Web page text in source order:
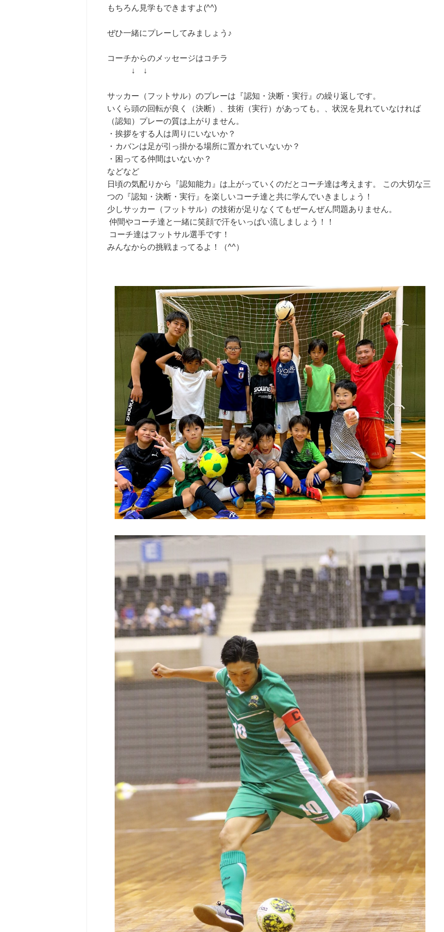
もちろん見学もできますよ(^^)
ぜひ一緒にプレーしてみましょう♪
コーチからのメッセージはコチラ
↓ ↓
サッカー（フットサル）のプレーは『認知・決断・実行』の繰り返しです。
いくら頭の回転が良く（決断）、技術（実行）があっても。、状況を見れていなければ
（認知）プレーの質は上がりません。
・挨拶をする人は周りにいないか？
・カバンは足が引っ掛かる場所に置かれていないか？
・困ってる仲間はいないか？
などなど
日頃の気配りから『認知能力』は上がっていくのだとコーチ達は考えます。 この大切な三
つの『認知・決断・実行』を楽しいコーチ達と共に学んでいきましょう！
少しサッカー（フットサル）の技術が足りなくてもぜーんぜん問題ありません。
仲間やコーチ達と一緒に笑顔で汗をいっぱい流しましょう！！
コーチ達はフットサル選手です！
みんなからの挑戦まってるよ！（^^）